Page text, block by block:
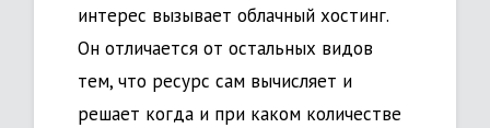
интерес вызывает облачный хостинг.
Он отличается от остальных видов
тем, что ресурс сам вычисляет и
решает когда и при каком количестве